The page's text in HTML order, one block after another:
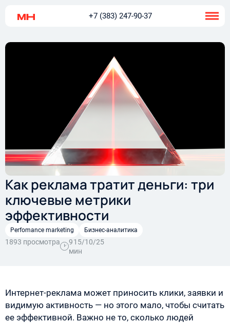
+7 (383) 247-90-37
Как реклама тратит деньги: три
ключевые метрики
эффективности
Perfomance marketing Бизнес-аналитика
1893 просмотра
9
мин
15/10/25
Интернет-реклама может приносить клики, заявки и
видимую активность — но этого мало, чтобы считать
ее эффективной. Важно не то, сколько людей